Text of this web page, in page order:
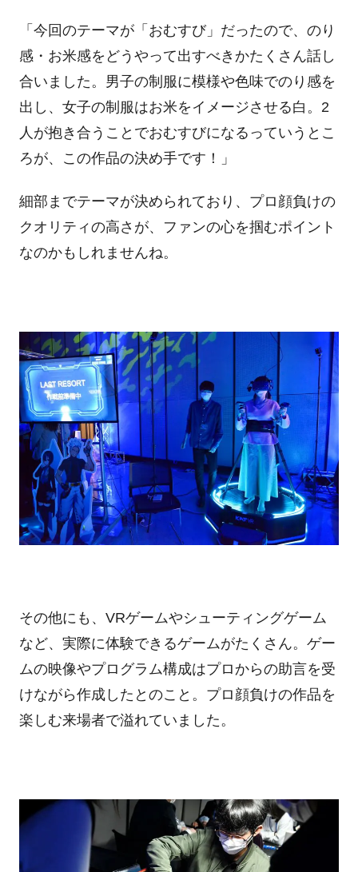
「今回のテーマが「おむすび」だったので、のり
感・お米感をどうやって出すべきかたくさん話し
合いました。男子の制服に模様や色味でのり感を
出し、女子の制服はお米をイメージさせる白。2
人が抱き合うことでおむすびになるっていうとこ
ろが、この作品の決め手です！」
細部までテーマが決められており、プロ顔負けの
クオリティの高さが、ファンの心を掴むポイント
なのかもしれませんね。
その他にも、VRゲームやシューティングゲーム
など、実際に体験できるゲームがたくさん。ゲー
ムの映像やプログラム構成はプロからの助言を受
けながら作成したとのこと。プロ顔負けの作品を
楽しむ来場者で溢れていました。